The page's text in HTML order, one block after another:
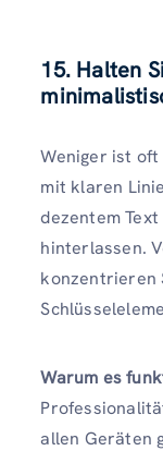
15. Halten
Weniger ist oft
mit klaren
dezentem
hinterlassen.
konzentrieren
Warum es
allen Geräten